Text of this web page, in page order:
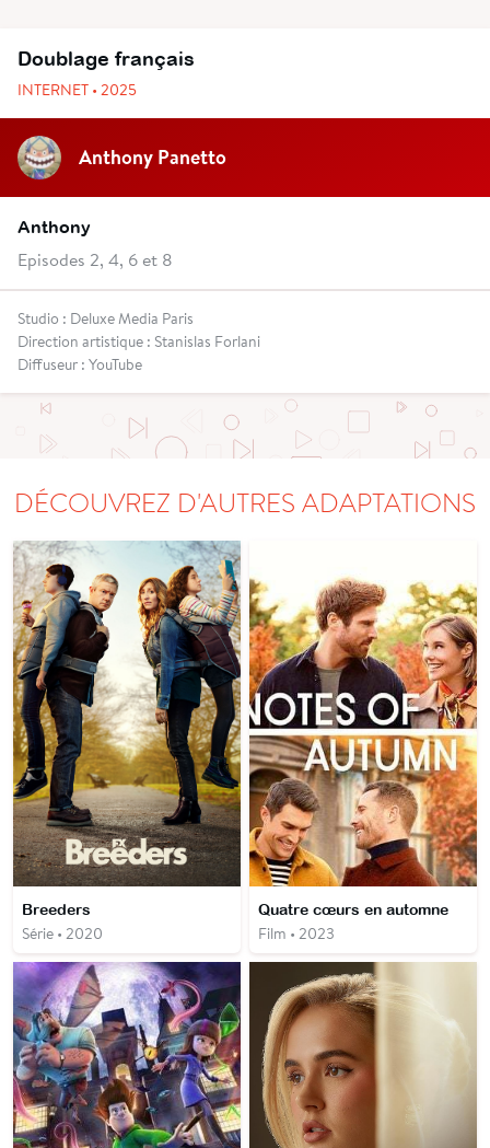
Doublage français
INTERNET • 2025
Anthony Panetto
Anthony
Episodes 2, 4, 6 et 8
Studio : Deluxe Media Paris
Direction artistique : Stanislas Forlani
Diffuseur : YouTube
DÉCOUVREZ D'AUTRES ADAPTATIONS
Breeders
Série • 2020
Quatre cœurs en automne
Film • 2023